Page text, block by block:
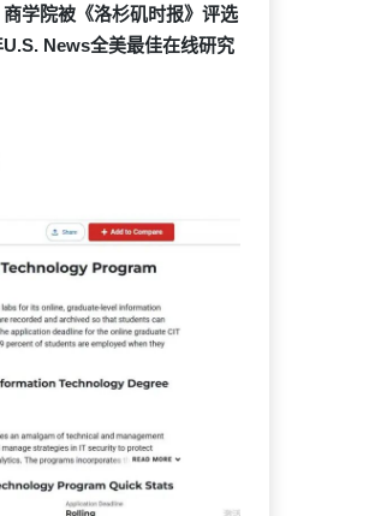
商学院被《洛杉矶时报》评选
News全美最佳在线研究